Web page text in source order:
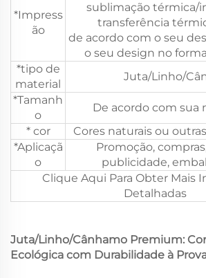
*Impress
ão
sublimação térmica/
transferência
de acordo com o seu
o seu design no
*tipo de
material
Juta/Linho/
*Tamanh
o
De acordo com sua
* cor
Cores naturais ou
*Aplicaçã
o
Promoção,
publicidade,
Clique Aqui Para Obter Mais
Detalhadas
Juta/Linho/Cânhamo Premium:
Ecológica com Durabilidade à